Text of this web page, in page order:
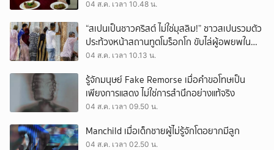
04 ส.ค. เวลา 10.48 น.
“สเปนเป็นชาวคริสต์ ไม่ใช่มุสลิม!” ชาวสเปนรวมตัว
ประท้วงหน้าสถานทูตโมร็อกโก ขับไล่ผู้อพยพใน
เมืองเซวตาออกนอกประเทศ
04 ส.ค. เวลา 10.13 น.
รู้จักมนุษย์ Fake Remorse เมื่อคำขอโทษเป็น
เพียงการแสดง ไม่ใช่การสำนึกอย่างแท้จริง
04 ส.ค. เวลา 09.50 น.
Manchild เมื่อเด็กชายผู้ไม่รู้จักโตอยากมีลูก
04 ส.ค. เวลา 02.50 น.